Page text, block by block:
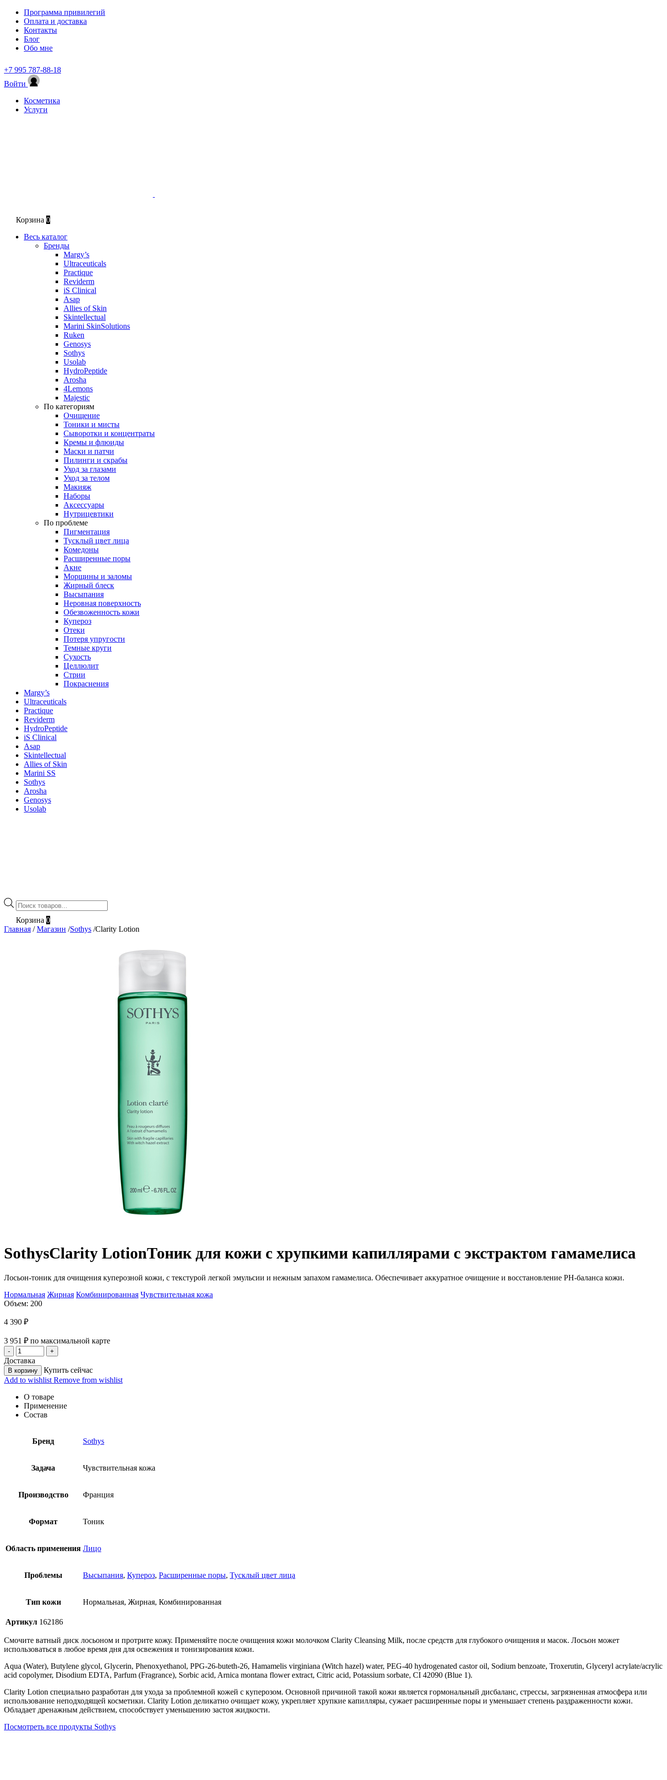
Программа привилегий
Оплата и доставка
Контакты
Блог
Обо мне
+7 995 787-88-18
Войти
Косметика
Услуги
Корзина 0
Весь каталог
Бренды
Margy’s
Ultraceuticals
Practique
Reviderm
iS Clinical
Asap
Allies of Skin
Skintellectual
Marini SkinSolutions
Ruken
Genosys
Sothys
Usolab
HydroPeptide
Arosha
4Lemons
Majestic
По категориям
Очищение
Тоники и мисты
Сыворотки и концентраты
Кремы и флюиды
Маски и патчи
Пилинги и скрабы
Уход за глазами
Уход за телом
Макияж
Наборы
Аксессуары
Нутрицевтики
По проблеме
Пигментация
Тусклый цвет лица
Комедоны
Расширенные поры
Акне
Морщины и заломы
Жирный блеск
Высыпания
Неровная поверхность
Обезвоженность кожи
Купероз
Отеки
Потеря упругости
Темные круги
Сухость
Целлюлит
Стрии
Покраснения
Margy’s
Ultraceuticals
Practique
Reviderm
HydroPeptide
iS Clinical
Asap
Skintellectual
Allies of Skin
Marini SS
Sothys
Arosha
Genosys
Usolab
Поиск
товаров
Корзина 0
Главная / Магазин /Sothys /Clarity Lotion
SothysClarity LotionТоник для кожи с хрупкими капиллярами с экстрактом гамамелиса
Лосьон-тоник для очищения куперозной кожи, c текстурой легкой эмульсии и нежным запахом гамамелиса. Обеспечивает аккуратное очищение и восстановление PH-баланса кожи.
Нормальная Жирная Комбинированная Чувствительная кожа
Объем: 200
4 390 ₽
3 951 ₽ по максимальной карте
Доставка
В корзину
Купить сейчас
Add to wishlist Remove from wishlist
О товаре
Применение
Состав
Бренд Sothys
Задача Чувствительная кожа
Производство Франция
Формат Тоник
Область применения Лицо
Проблемы Высыпания, Купероз, Расширенные поры, Тусклый цвет лица
Тип кожи Нормальная, Жирная, Комбинированная
Артикул 162186
Смочите ватный диск лосьоном и протрите кожу. Применяйте после очищения кожи молочком Clarity Cleansing Milk, после средств для глубокого очищения и масок. Лосьон может
использоваться в любое время дня для освежения и тонизирования кожи.
Aqua (Water), Butylene glycol, Glycerin, Phenoxyethanol, PPG-26-buteth-26, Hamamelis virginiana (Witch hazel) water, PEG-40 hydrogenated castor oil, Sodium benzoate, Troxerutin, Glyceryl acrylate/acrylic
acid copolymer, Disodium EDTA, Parfum (Fragrance), Sorbic acid, Arnica montana flower extract, Citric acid, Potassium sorbate, CI 42090 (Blue 1).
Clarity Lotion специально разработан для ухода за проблемной кожей с куперозом. Основной причиной такой кожи является гормональный дисбаланс, стрессы, загрязненная атмосфера или
использование неподходящей косметики. Clarity Lotion деликатно очищает кожу, укрепляет хрупкие капилляры, сужает расширенные поры и уменьшает степень раздраженности кожи.
Обладает дренажным действием, способствует уменьшению застоя жидкости.
Посмотреть все продукты Sothys